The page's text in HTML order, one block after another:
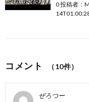
0 投稿者：
コメント （10件）
ぜろつー